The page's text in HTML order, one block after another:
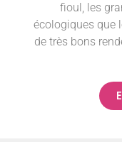
fioul, les
écologiques que
de très bons